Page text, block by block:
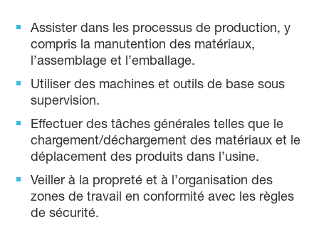
Assister dans les processus de production, y
compris la manutention des matériaux,
l’assemblage et l’emballage.
Utiliser des machines et outils de base sous
supervision.
Effectuer des tâches générales telles que le
chargement/déchargement des matériaux et le
déplacement des produits dans l’usine.
Veiller à la propreté et à l’organisation des
zones de travail en conformité avec les règles
de sécurité.